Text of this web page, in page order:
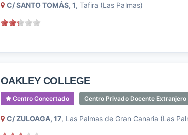
C/ SANTO TOMÁS, 1, Tafira (Las Palmas)
OAKLEY COLLEGE
Centro Concertado Centro Privado Docente
C/ ZULOAGA, 17, Las Palmas de Gran Canaria (Las